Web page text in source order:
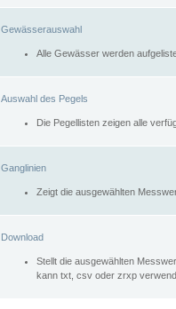
Gewässerauswahl
Alle Gewässer werden
Auswahl des Pegels
Die Pegellisten zeigen alle
Ganglinien
Zeigt die ausgewählten
Download
Stellt die ausgewählten
kann txt, csv oder zrxp